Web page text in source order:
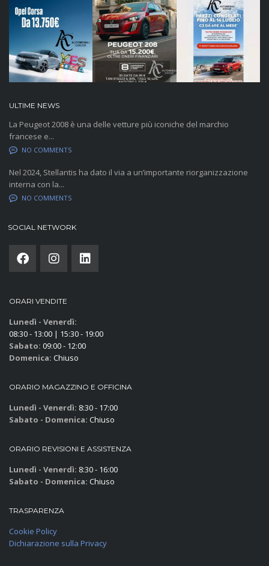
ULTIME NEWS
La Peugeot 2008 è una delle vetture più iconiche del marchio
francese e...
NO COMMENTS
Nel 2024, Stellantis ha dato il via a un’importante riorganizzazione
interna con la...
NO COMMENTS
SOCIAL NETWORK
ORARI VENDITE
Lunedì - Venerdì:
08:30 - 13:00 | 15:30 - 19:00
Sabato: 09:00 - 12:00
Domenica: Chiuso
ORARIO MAGAZZINO E OFFICINA
Lunedì - Venerdì: 8:30 - 17:00
Sabato - Domenica: Chiuso
ORARIO REVISIONI E ASSISTENZA
Lunedì - Venerdì: 8:30 - 16:00
Sabato - Domenica: Chiuso
TRASPARENZA
Cookie Policy
Dichiarazione sulla Privacy